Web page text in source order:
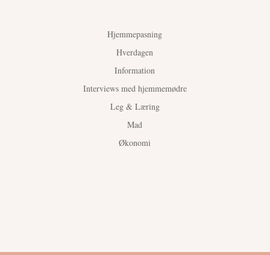
Hjemmepasning
Hverdagen
Information
Interviews med hjemmemødre
Leg & Læring
Mad
Økonomi